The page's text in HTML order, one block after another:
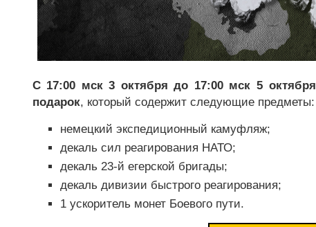
С 17:00 мск 3 октября до 17:00 мск 5 октября
подарок, который содержит следующие предметы:
немецкий экспедиционный камуфляж;
декаль сил реагирования НАТО;
декаль 23-й егерской бригады;
декаль дивизии быстрого реагирования;
1 ускоритель монет Боевого пути.